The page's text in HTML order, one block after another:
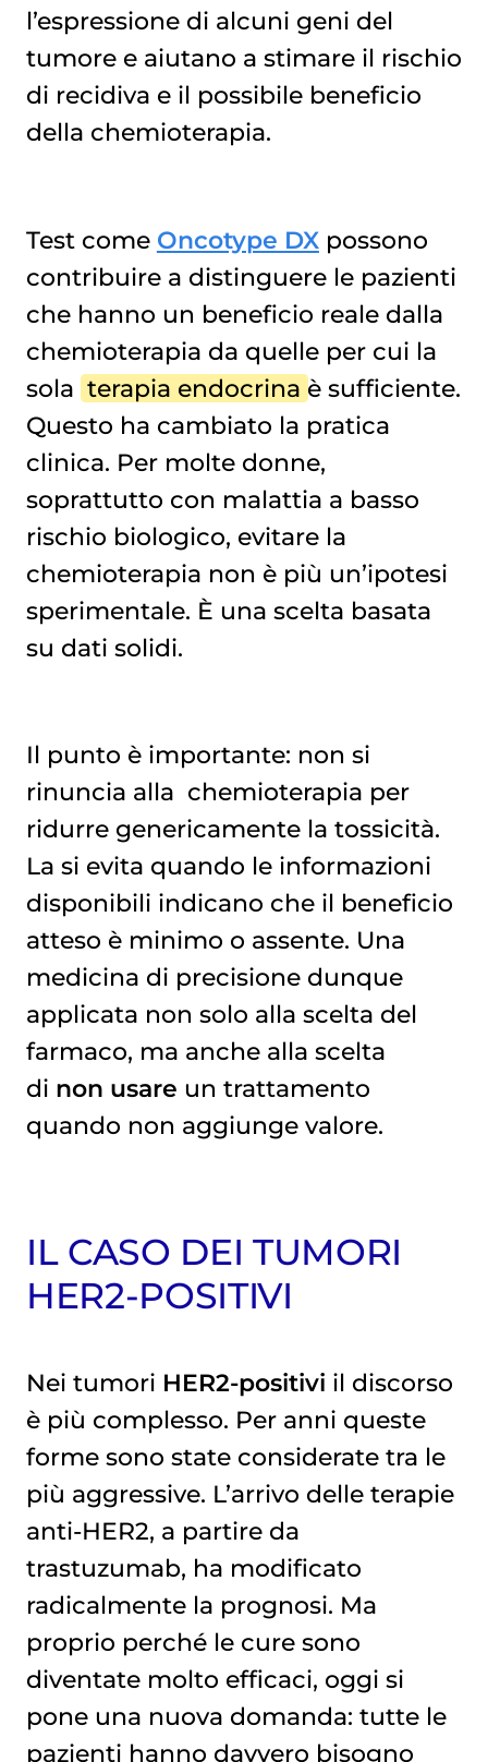
l’espressione di alcuni geni del
tumore e aiutano a stimare il rischio
di recidiva e il possibile beneficio
della chemioterapia.
Test come Oncotype DXpossono
contribuire a distinguere le pazienti
che hanno un beneficio reale dalla
chemioterapia da quelle per cui la
sola terapia endocrina è sufficiente.
Questo ha cambiato la pratica
clinica. Per molte donne,
soprattutto con malattia a basso
rischio biologico, evitare la
chemioterapia non è più un’ipotesi
sperimentale. È una scelta basata
su dati solidi.
Il punto è importante: non si
rinuncia alla chemioterapia per
ridurre genericamente la tossicità.
La si evita quando le informazioni
disponibili indicano che il beneficio
atteso è minimo o assente. Una
medicina di precisione dunque
applicata non solo alla scelta del
farmaco, ma anche alla scelta
di non usare un trattamento
quando non aggiunge valore.
IL CASO DEI TUMORI
HER2-POSITIVI
Nei tumori HER2-positivi il discorso
è più complesso. Per anni queste
forme sono state considerate tra le
più aggressive. L’arrivo delle terapie
anti-HER2, a partire da
trastuzumab, ha modificato
radicalmente la prognosi. Ma
proprio perché le cure sono
diventate molto efficaci, oggi si
pone una nuova domanda: tutte le
pazienti hanno davvero bisogno